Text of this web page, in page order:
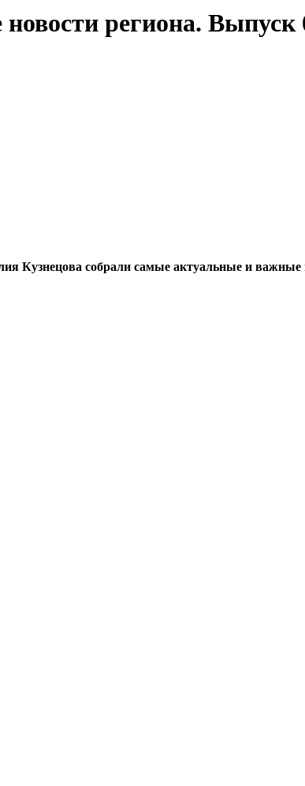
региона. Выпуск
собрали самые актуальные и важные